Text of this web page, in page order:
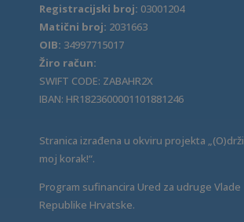
Registracijski broj: 03001204
Matični broj: 2031663
OIB: 34997715017
Žiro račun:
SWIFT CODE: ZABAHR2X
IBAN: HR1823600001101881246
Stranica izrađena u okviru projekta „(O)drži
moj korak!“.
Program sufinancira Ured za udruge Vlade
Republike Hrvatske.